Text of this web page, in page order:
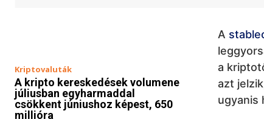
Kriptovaluták
A kripto kereskedések volumene
júliusban egyharmaddal
csökkent júniushoz képest, 650
millióra
A
a
azt
ugyanis